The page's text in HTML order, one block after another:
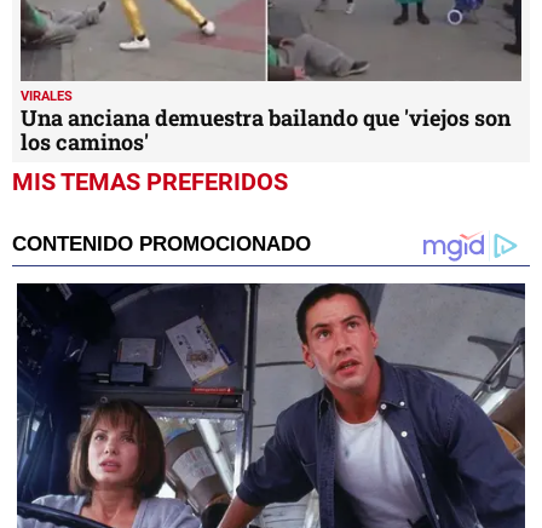
VIRALES
Una anciana demuestra bailando que 'viejos son
los caminos'
MIS TEMAS PREFERIDOS